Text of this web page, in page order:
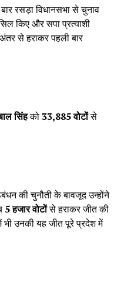
रसड़ा विधानसभा से चुनाव
किए और सपा प्रत्याशी
से हराकर पहली बार
सिंहको 33,885 वोटोंसे
की चुनौती के बावजूद उन्होंने
5 हजार वोटोंसे हराकर जीत की
भी उनकी यह जीत पूरे प्रदेश में